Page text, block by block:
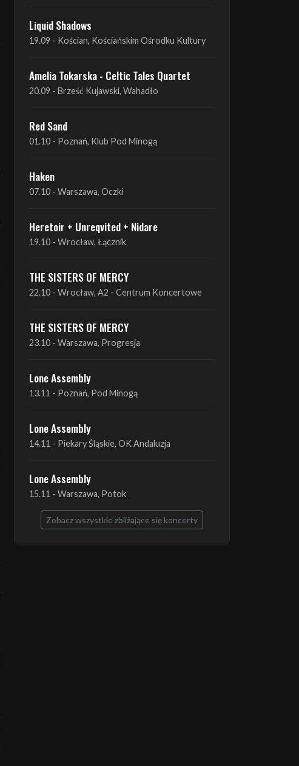
Amelia Tokarska - Celtic Tales Quartet
20.09 - Brześć Kujawski, Wahadło
Red Sand
01.10 - Poznań, Klub Pod Minogą
Haken
07.10 - Warszawa, Oczki
Heretoir + Unreqvited + Nidare
19.10 - Wrocław, Łącznik
THE SISTERS OF MERCY
22.10 - Wrocław, A2 - Centrum Koncertowe
THE SISTERS OF MERCY
23.10 - Warszawa, Progresja
Lone Assembly
13.11 - Poznań, Pod Minogą
Lone Assembly
14.11 - Piekary Śląskie, OK Andaluzja
Lone Assembly
15.11 - Warszawa, Potok
Zobacz wszystkie zbliżające się koncerty